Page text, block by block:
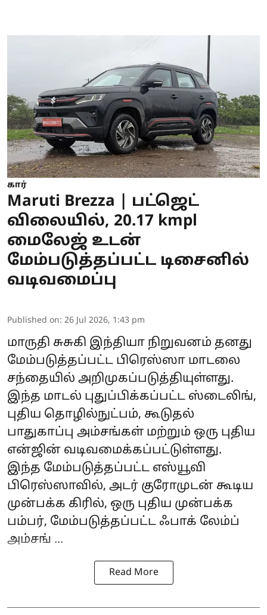
கார்
Maruti Brezza | பட்ஜெட்
விலையில், 20.17 kmpl
மைலேஜ் உடன்
மேம்படுத்தப்பட்ட டிசைனில்
வடிவமைப்பு
Published on: 26 Jul 2026, 1:43 pm
மாருதி சுசுகி இந்தியா நிறுவனம் தனது
மேம்படுத்தப்பட்ட பிரெஸ்ஸா மாடலை
சந்தையில் அறிமுகப்படுத்தியுள்ளது.
இந்த மாடல் புதுப்பிக்கப்பட்ட ஸ்டைலிங்,
புதிய தொழில்நுட்பம், கூடுதல்
பாதுகாப்பு அம்சங்கள் மற்றும் ஒரு புதிய
என்ஜின் வடிவமைக்கப்பட்டுள்ளது.
இந்த மேம்படுத்தப்பட்ட எஸ்யூவி
பிரெஸ்ஸாவில், அடர் குரோமுடன் கூடிய
முன்பக்க கிரில், ஒரு புதிய முன்பக்க
பம்பர், மேம்படுத்தப்பட்ட ஃபாக் லேம்ப்
அம்சங் ...
Read More